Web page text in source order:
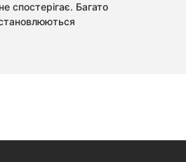
спостерігає. Багато